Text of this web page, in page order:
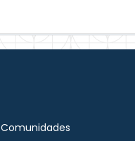
Comunidades